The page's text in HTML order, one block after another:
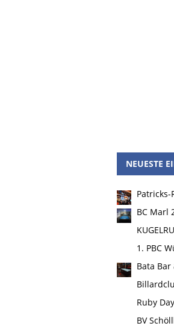
NEUESTE
Patricks-
BC Marl
1. PBC
Bata
Ruby
BV